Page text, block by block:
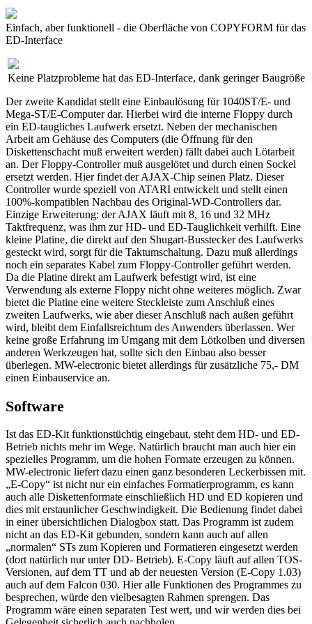
Einfach, aber funktionell - die Oberfläche von COPYFORM für das
ED-Interface
Keine Platzprobleme hat das ED-Interface, dank geringer Baugröße
Der zweite Kandidat stellt eine Einbaulösung für 1040ST/E- und
Mega-ST/E-Computer dar. Hierbei wird die interne Floppy durch
ein ED-taugliches Laufwerk ersetzt. Neben der mechanischen
Arbeit am Gehäuse des Computers (die Öffnung für den
Diskettenschacht muß erweitert werden) fällt dabei auch Lötarbeit
an. Der Floppy-Controller muß ausgelötet und durch einen Sockel
ersetzt werden. Hier findet der AJAX-Chip seinen Platz. Dieser
Controller wurde speziell von ATARI entwickelt und stellt einen
100%-kompatiblen Nachbau des Original-WD-Controllers dar.
Einzige Erweiterung: der AJAX läuft mit 8, 16 und 32 MHz
Taktfrequenz, was ihm zur HD- und ED-Tauglichkeit verhilft. Eine
kleine Platine, die direkt auf den Shugart-Busstecker des Laufwerks
gesteckt wird, sorgt für die Taktumschaltung. Dazu muß allerdings
noch ein separates Kabel zum Floppy-Controller geführt werden.
Da die Platine direkt am Laufwerk befestigt wird, ist eine
Verwendung als externe Floppy nicht ohne weiteres möglich. Zwar
bietet die Platine eine weitere Steckleiste zum Anschluß eines
zweiten Laufwerks, wie aber dieser Anschluß nach außen geführt
wird, bleibt dem Einfallsreichtum des Anwenders überlassen. Wer
keine große Erfahrung im Umgang mit dem Lötkolben und diversen
anderen Werkzeugen hat, sollte sich den Einbau also besser
überlegen. MW-electronic bietet allerdings für zusätzliche 75,- DM
einen Einbauservice an.
Software
Ist das ED-Kit funktionstüchtig eingebaut, steht dem HD- und ED-
Betrieb nichts mehr im Wege. Natürlich braucht man auch hier ein
spezielles Programm, um die hohen Formate erzeugen zu können.
MW-electronic liefert dazu einen ganz besonderen Leckerbissen mit.
„E-Copy“ ist nicht nur ein einfaches Formatierprogramm, es kann
auch alle Diskettenformate einschließlich HD und ED kopieren und
dies mit erstaunlicher Geschwindigkeit. Die Bedienung findet dabei
in einer übersichtlichen Dialogbox statt. Das Programm ist zudem
nicht an das ED-Kit gebunden, sondern kann auch auf allen
„normalen“ STs zum Kopieren und Formatieren eingesetzt werden
(dort natürlich nur unter DD- Betrieb). E-Copy läuft auf allen TOS-
Versionen, auf dem TT und ab der neuesten Version (E-Copy 1.03)
auch auf dem Falcon 030. Hier alle Funktionen des Programmes zu
besprechen, würde den vielbesagten Rahmen sprengen. Das
Programm wäre einen separaten Test wert, und wir werden dies bei